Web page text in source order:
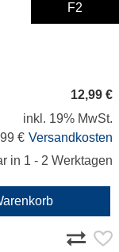
F2
12,99 €
inkl. 19% MwSt.
€ Versandkosten
in 1 - 2 Werktagen